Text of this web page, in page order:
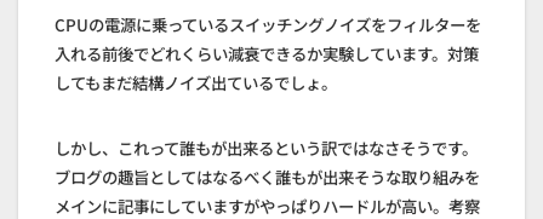
CPUの電源に乗っているスイッチングノイズをフィルターを
入れる前後でどれくらい減衰できるか実験しています。対策
してもまだ結構ノイズ出ているでしょ。
しかし、これって誰もが出来るという訳ではなさそうです。
ブログの趣旨としてはなるべく誰もが出来そうな取り組みを
メインに記事にしていますがやっぱりハードルが高い。考察